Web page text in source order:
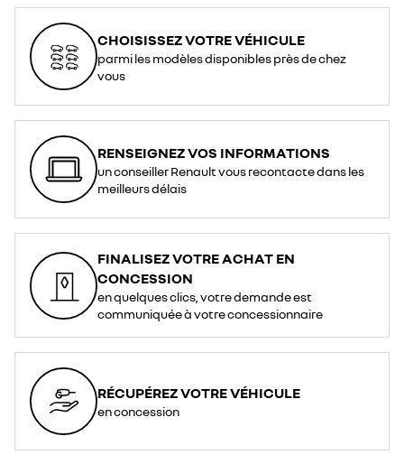
CHOISISSEZ VOTRE VÉHICULE
parmi les modèles disponibles près de chez
vous
RENSEIGNEZ VOS INFORMATIONS
un conseiller Renault vous recontacte dans les
meilleurs délais
FINALISEZ VOTRE ACHAT EN
CONCESSION
en quelques clics, votre demande est
communiquée à votre concessionnaire
RÉCUPÉREZ VOTRE VÉHICULE
en concession